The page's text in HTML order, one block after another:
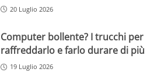
20 Luglio 2026
Computer bollente? I trucchi per
raffreddarlo e farlo durare di più
19 Luglio 2026